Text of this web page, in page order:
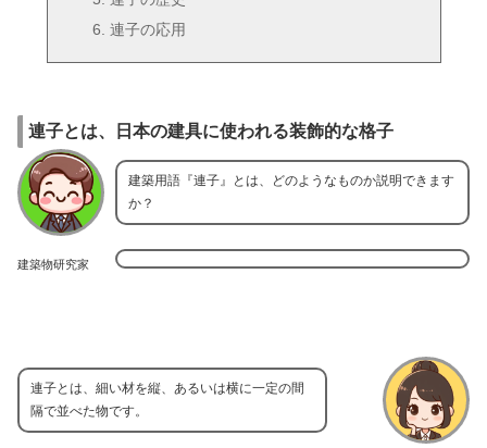
連子の応用
連子とは、日本の建具に使われる装飾的な格子
建築物研究家
建築用語『連子』とは、どのようなものか説明できます
か？
連子とは、細い材を縦、あるいは横に一定の間
隔で並べた物です。